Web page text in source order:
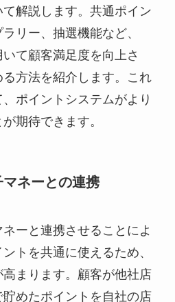
解説します。共通ポイン
リー、抽選機能など、
て顧客満足度を向上さ
方法を紹介します。これ
ポイントシステムがより
期待できます。
ネーとの連携
ーと連携させることによ
トを共通に使えるため、
まります。顧客が他社店
めたポイントを自社の店